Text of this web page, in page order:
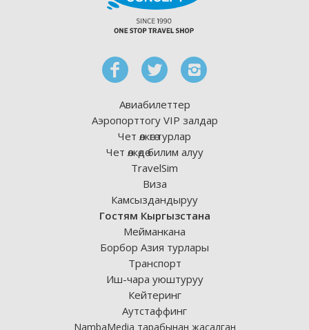
Авиабилеттер
Аэропорттогу VIP залдар
Чет өлкөгө турлар
Чет өлкөдө билим алуу
TravelSim
Виза
Камсыздандыруу
Гостям Кыргызстана
Мейманкана
Борбор Азия турлары
Транспорт
Иш-чара уюштуруу
Кейтеринг
Аутстаффинг
NambaMedia тарабынан жасалган